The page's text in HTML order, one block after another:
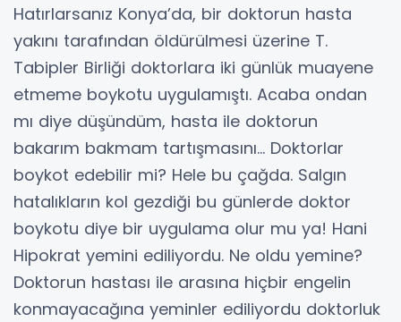
Hatırlarsanız Konya’da, bir doktorun hasta
yakını tarafından öldürülmesi üzerine T.
Tabipler Birliği doktorlara iki günlük muayene
etmeme boykotu uygulamıştı. Acaba ondan
mı diye düşündüm, hasta ile doktorun
bakarım bakmam tartışmasını… Doktorlar
boykot edebilir mi? Hele bu çağda. Salgın
hatalıkların kol gezdiği bu günlerde doktor
boykotu diye bir uygulama olur mu ya! Hani
Hipokrat yemini ediliyordu. Ne oldu yemine?
Doktorun hastası ile arasına hiçbir engelin
konmayacağına yeminler ediliyordu doktorluk